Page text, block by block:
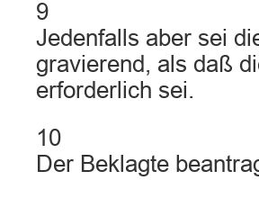
9
Jedenfalls aber sei
gravierend, als daß
erforderlich sei.
10
Der Beklagte